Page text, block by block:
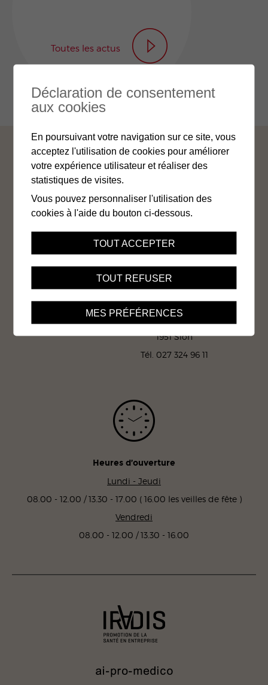
Toutes les actus
Contact Jobs Liens Impressum
Mentions légales
Protection des données Plan du site
Office cantonal AI du Valais
Av. de la Gare 15
Case postale
1951 Sion
Tél. 027 324 96 11
Heures d’ouverture
Lundi - Jeudi
08.00 - 12.00 / 13.30 - 17.00 ( 16.00 les veilles de fête )
Vendredi
08.00 - 12.00 / 13.30 - 16.00
Déclaration de consentement
aux cookies
En poursuivant votre navigation sur ce site, vous
acceptez l'utilisation de cookies pour améliorer
votre expérience utilisateur et réaliser des
statistiques de visites.
Vous pouvez personnaliser l'utilisation des
cookies à l'aide du bouton ci-dessous.
TOUT ACCEPTER
TOUT REFUSER
MES PRÉFÉRENCES